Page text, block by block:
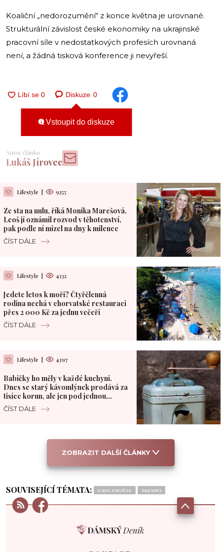
Koaliční „nedorozumění“ z konce května je urovnané.
Strukturální závislost české ekonomiky na ukrajinské
pracovní síle v nedostatkových profesích urovnaná
není, a žádná tisková konference ji nevyřeší.
Diskuze 0
Vstoupit do diskuze
Autor článku
Lukáš Jírovec
Lifestyle 9255
Ze sta na nulu, říká Monika Marešová.
Leoš jí oznámil rozvod v těhotenství,
pak podle ní mizel na dny k milence
ČÍST DÁLE
Lifestyle 4332
Jedete letos k moři? Čtyřčlenná
rodina nechá v chorvatské restauraci
přes 2 000 Kč za jednu večeři
ČÍST DÁLE
Lifestyle 4397
Babičky ho měly v každé kuchyni.
Dnes se starý kávomlýnek prodává za
tisíce korun, ale jen pod jednou
podmínkou
ČÍST DÁLE
ZOBRAZIT DALŠÍ ČLÁNKY
SOUVISEJÍCÍ TÉMATA: KAREL HAVLÍČEK UKRAJINA